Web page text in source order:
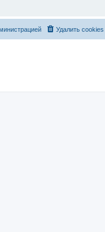
Удалить cookies